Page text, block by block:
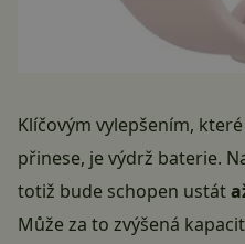
Klíčovým vylepšením,
přinese, je výdrž baterie.
totiž bude schopen ustát
Může za to zvýšená